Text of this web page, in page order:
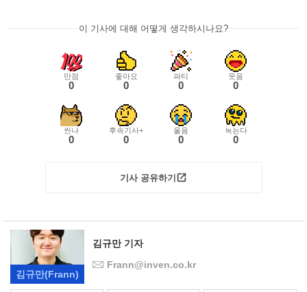
이 기사에 대해 어떻게 생각하시나요?
만점
0
좋아요
0
파티
0
웃음
0
씬나
0
후속기사+
0
울음
0
녹는다
0
기사 공유하기
김규만(Frann)
김규만 기자
Frann@inven.co.kr